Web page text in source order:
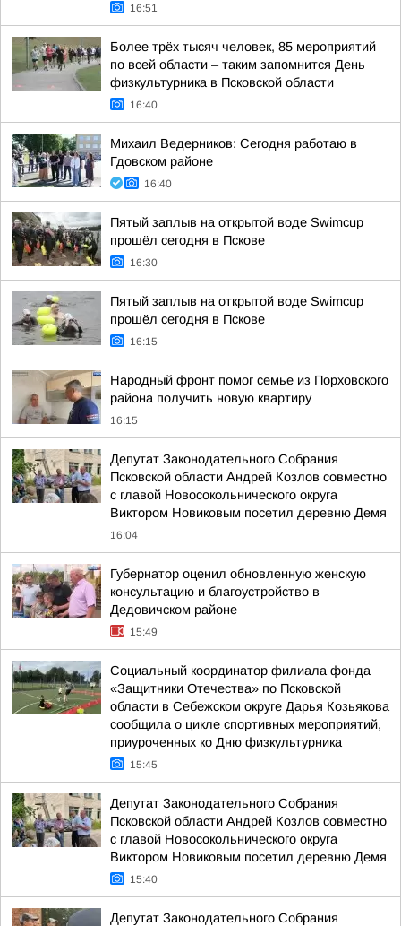
16:51
Более трёх тысяч человек, 85 мероприятий
по всей области – таким запомнится День
физкультурника в Псковской области
16:40
Михаил Ведерников: Сегодня работаю в
Гдовском районе
16:40
Пятый заплыв на открытой воде Swimcup
прошёл сегодня в Пскове
16:30
Пятый заплыв на открытой воде Swimcup
прошёл сегодня в Пскове
16:15
Народный фронт помог семье из Порховского
района получить новую квартиру
16:15
Депутат Законодательного Собрания
Псковской области Андрей Козлов совместно
с главой Новосокольнического округа
Виктором Новиковым посетил деревню Демя
16:04
Губернатор оценил обновленную женскую
консультацию и благоустройство в
Дедовичском районе
15:49
Социальный координатор филиала фонда
«Защитники Отечества» по Псковской
области в Себежском округе Дарья Козьякова
сообщила о цикле спортивных мероприятий,
приуроченных ко Дню физкультурника
15:45
Депутат Законодательного Собрания
Псковской области Андрей Козлов совместно
с главой Новосокольнического округа
Виктором Новиковым посетил деревню Демя
15:40
Депутат Законодательного Собрания